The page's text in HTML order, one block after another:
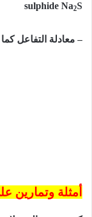
sulphide Na2S
– معادلة التفاعل
أمثلة وتمارين